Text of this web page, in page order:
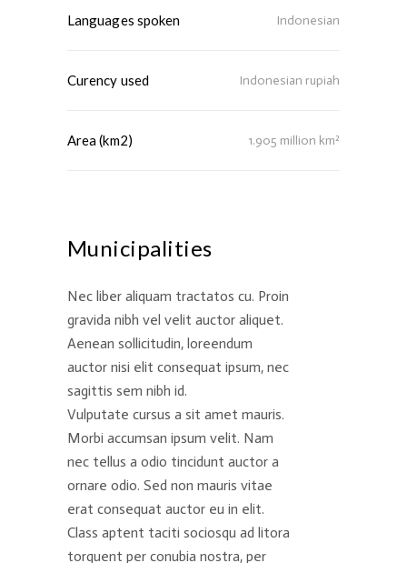
Languages spoken Indonesian
Curency used Indonesian rupiah
Area (km2) 1.905 million km²
Municipalities
Nec liber aliquam tractatos cu. Proin
gravida nibh vel velit auctor aliquet.
Aenean sollicitudin, loreendum
auctor nisi elit consequat ipsum, nec
sagittis sem nibh id.
Vulputate cursus a sit amet mauris.
Morbi accumsan ipsum velit. Nam
nec tellus a odio tincidunt auctor a
ornare odio. Sed non mauris vitae
erat consequat auctor eu in elit.
Class aptent taciti sociosqu ad litora
torquent per conubia nostra, per